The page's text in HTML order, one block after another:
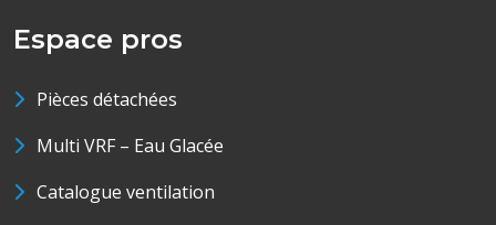
Espace pros
Pièces détachées
Multi VRF – Eau Glacée
Catalogue ventilation